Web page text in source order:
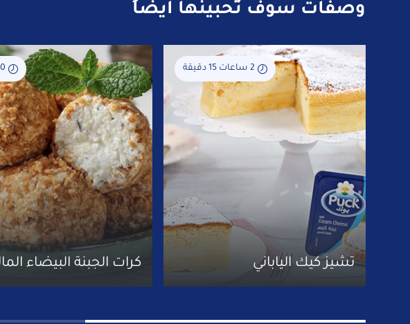
وصفات سوف تُحبينها أيضاً
2 ساعات 15 دقيقة
تشيز كيك الياباني
20
كرات الجبنة البيضاء